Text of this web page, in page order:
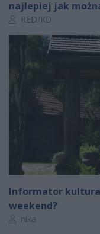
najlepiej jak
Autor artykułu:
RED/KD
Informator
weekend?
Autor artykułu:
nika